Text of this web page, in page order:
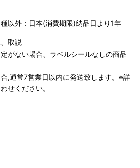
以外：日本(消費期限)納品日より1年
取説
がない場合、ラベルシールなしの商品
,通常7営業日以内に発送致します。※詳
せください。